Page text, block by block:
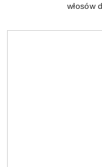
włosów